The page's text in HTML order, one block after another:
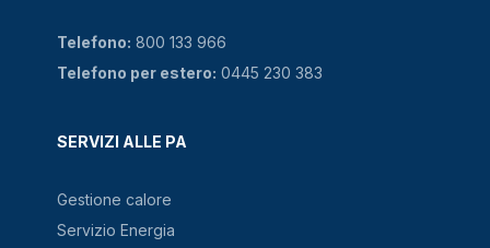
SERVIZI ALLE PA
Gestione calore
Servizio Energia
Telefono: 800 133 966
Telefono per estero: 0445 230 383